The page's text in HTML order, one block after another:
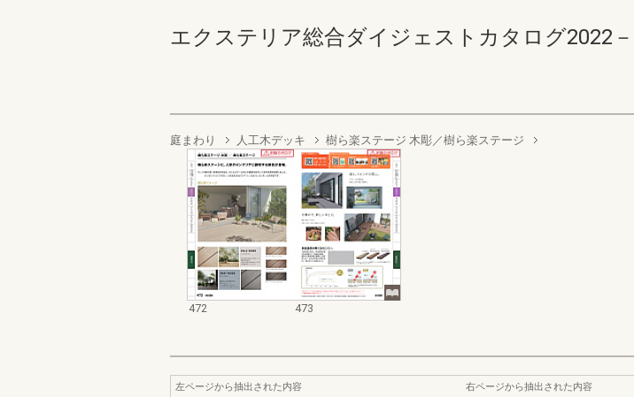
エクステリア総合ダイジェストカタログ2022
庭まわり 人工木デッキ 樹ら楽ステージ 木彫／樹ら楽ステージ
472 473
左ページから抽出された内容
右ページから抽出された内容